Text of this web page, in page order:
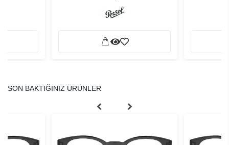
SON BAKTIĞINIZ ÜRÜNLER